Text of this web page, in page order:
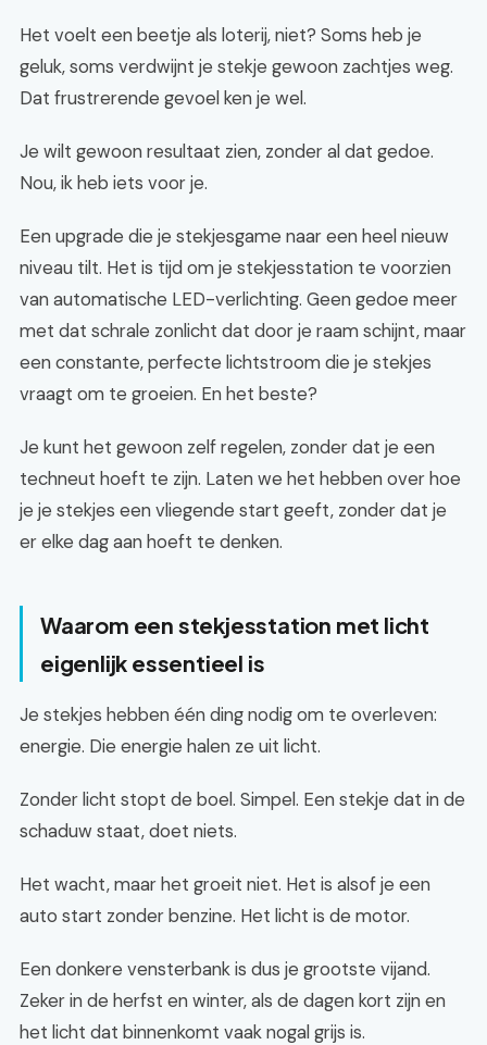
Het voelt een beetje als loterij, niet? Soms heb je
geluk, soms verdwijnt je stekje gewoon zachtjes weg.
Dat frustrerende gevoel ken je wel.
Je wilt gewoon resultaat zien, zonder al dat gedoe.
Nou, ik heb iets voor je.
Een upgrade die je stekjesgame naar een heel nieuw
niveau tilt. Het is tijd om je stekjesstation te voorzien
van automatische LED-verlichting. Geen gedoe meer
met dat schrale zonlicht dat door je raam schijnt, maar
een constante, perfecte lichtstroom die je stekjes
vraagt om te groeien. En het beste?
Je kunt het gewoon zelf regelen, zonder dat je een
techneut hoeft te zijn. Laten we het hebben over hoe
je je stekjes een vliegende start geeft, zonder dat je
er elke dag aan hoeft te denken.
Waarom een stekjesstation met licht
eigenlijk essentieel is
Je stekjes hebben één ding nodig om te overleven:
energie. Die energie halen ze uit licht.
Zonder licht stopt de boel. Simpel. Een stekje dat in de
schaduw staat, doet niets.
Het wacht, maar het groeit niet. Het is alsof je een
auto start zonder benzine. Het licht is de motor.
Een donkere vensterbank is dus je grootste vijand.
Zeker in de herfst en winter, als de dagen kort zijn en
het licht dat binnenkomt vaak nogal grijs is.